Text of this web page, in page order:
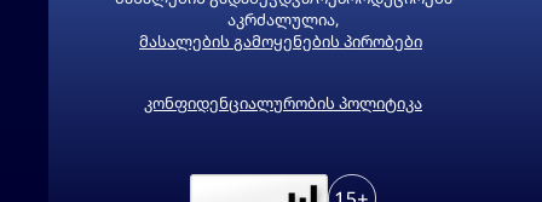
აკრძალულია,
მასალების გამოყენების პირობები
კონფიდენციალურობის პოლიტიკა